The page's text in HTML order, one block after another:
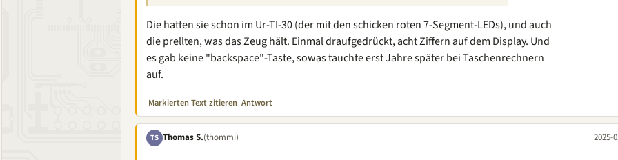
Die hatten sie schon im Ur-TI-30 (der mit den schicken roten 7-Segment-LEDs), und auch
die prellten, was das Zeug hält. Einmal draufgedrückt, acht Ziffern auf dem Display. Und
es gab keine "backspace"-Taste, sowas tauchte erst Jahre später bei Taschenrechnern
auf.
Markierten Text zitieren Antwort
TS Thomas S.(thommi) 2025-